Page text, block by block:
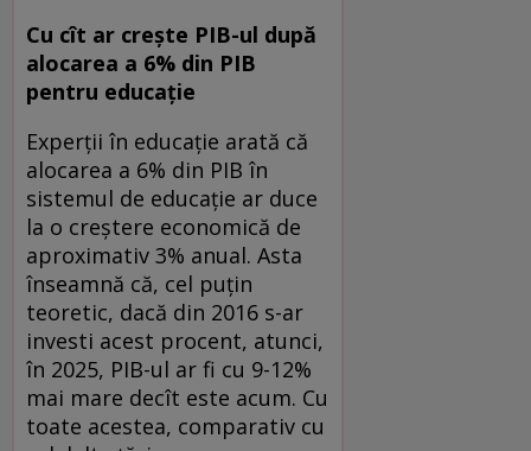
Cu cît ar creşte PIB-ul după
alocarea a 6% din PIB
pentru educaţie
Experţii în educaţie arată că
alocarea a 6% din PIB în
sistemul de educaţie ar duce
la o creştere economică de
aproximativ 3% anual. Asta
înseamnă că, cel puţin
teoretic, dacă din 2016 s-ar
investi acest procent, atunci,
în 2025, PIB-ul ar fi cu 9-12%
mai mare decît este acum. Cu
toate acestea, comparativ cu